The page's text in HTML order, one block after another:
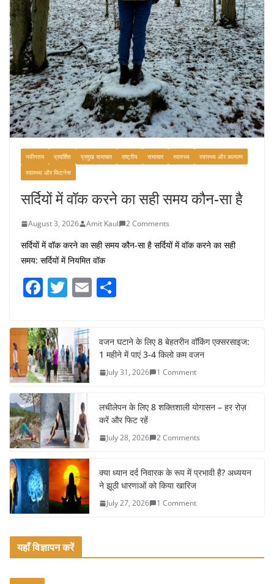
नवीनतम प्रदर्शित प्रमुख समाचार राष्ट्रीय समाचार स्वास्थ्य
स्वास्थ्य और कल्याण
स्वास्थ्य और फिटनेस
सर्दियों में वॉक करने का सही समय कौन-सा है
August 3, 2026 Amit Kaul 2 Comments
सर्दियों में वॉक करने का सही समय कौन-सा है सर्दियों में वॉक करने का सही
समय: सर्दियों में नियमित वॉक
F
c
e
b
o
o
k
T
itt
er
E
e
वजन घटाने के लिए 8 बेहतरीन वॉकिंग एक्सरसाइज:
1 महीने में पाएं 3-4 किलो कम वजन
July 31, 2026 1 Comment
लचीलेपन के लिए 8 शक्तिशाली योगासन – हर रोज़
करें और फिट रहें
July 28, 2026 2 Comments
क्या ध्यान दर्द निवारक के रूप में प्रभावी है? अध्ययन
ने झूठी धारणाओं को किया खारिज
July 27, 2026 1 Comment
यहाँ विज्ञापन करें